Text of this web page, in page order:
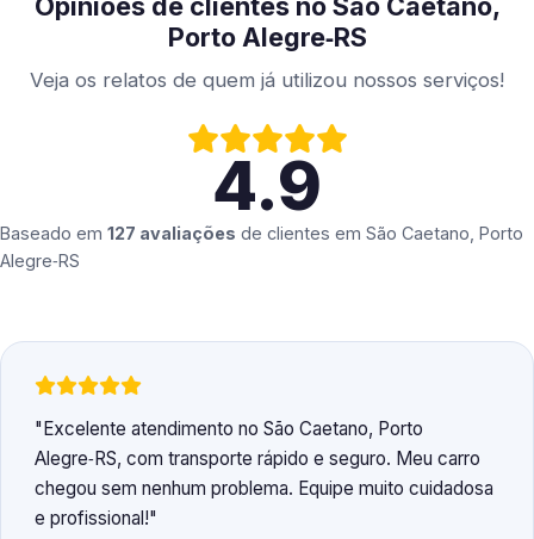
Porto Alegre‑RS
Veja os relatos de quem já utilizou nossos serviços!
4.9
Baseado em 127 avaliações de clientes em São Caetano, Porto
Alegre‑RS
Excelente atendimento no São Caetano, Porto
Alegre‑RS, com transporte rápido e seguro. Meu carro
chegou sem nenhum problema. Equipe muito cuidadosa
e profissional!